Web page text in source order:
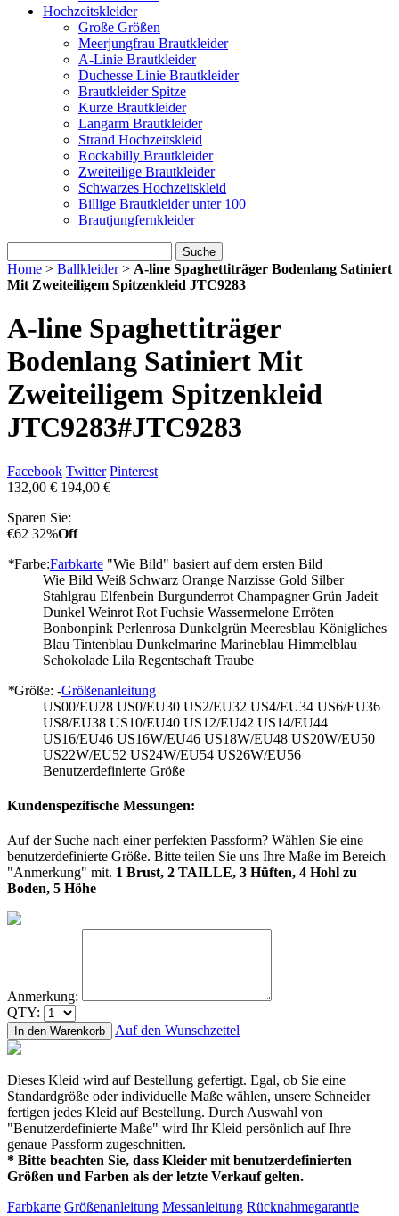
Hochzeitskleider
Große Größen
Meerjungfrau Brautkleider
A-Linie Brautkleider
Duchesse Linie Brautkleider
Brautkleider Spitze
Kurze Brautkleider
Langarm Brautkleider
Strand Hochzeitskleid
Rockabilly Brautkleider
Zweiteilige Brautkleider
Schwarzes Hochzeitskleid
Billige Brautkleider unter 100
Brautjungfernkleider
Suche
Home > Ballkleider> A-line Spaghettiträger Bodenlang Satiniert
Mit Zweiteiligem Spitzenkleid JTC9283
A-line Spaghettiträger
Bodenlang Satiniert Mit
Zweiteiligem Spitzenkleid
JTC9283#JTC9283
Facebook Twitter Pinterest
132,00 € 194,00 €
Sparen Sie:
€62 32%Off
*Farbe:Farbkarte "Wie Bild" basiert auf dem ersten Bild
Wie Bild Weiß Schwarz Orange Narzisse Gold Silber
Stahlgrau Elfenbein Burgunderrot Champagner Grün Jadeit
Dunkel Weinrot Rot Fuchsie Wassermelone Erröten
Bonbonpink Perlenrosa Dunkelgrün Meeresblau Königliches
Blau Tintenblau Dunkelmarine Marineblau Himmelblau
Schokolade Lila Regentschaft Traube
*Größe: -Größenanleitung
US00/EU28 US0/EU30 US2/EU32 US4/EU34 US6/EU36
US8/EU38 US10/EU40 US12/EU42 US14/EU44
US16/EU46 US16W/EU46 US18W/EU48 US20W/EU50
US22W/EU52 US24W/EU54 US26W/EU56
Benutzerdefinierte Größe
Kundenspezifische Messungen:
Auf der Suche nach einer perfekten Passform? Wählen Sie eine
benutzerdefinierte Größe. Bitte teilen Sie uns Ihre Maße im Bereich
"Anmerkung" mit. 1 Brust, 2 TAILLE, 3 Hüften, 4 Hohl zu
Boden, 5 Höhe
Anmerkung:
QTY:
In den Warenkorb Auf den Wunschzettel
Dieses Kleid wird auf Bestellung gefertigt. Egal, ob Sie eine
Standardgröße oder individuelle Maße wählen, unsere Schneider
fertigen jedes Kleid auf Bestellung. Durch Auswahl von
"Benutzerdefinierte Maße" wird Ihr Kleid persönlich auf Ihre
genaue Passform zugeschnitten.
* Bitte beachten Sie, dass Kleider mit benutzerdefinierten
Größen und Farben als der letzte Verkauf gelten.
Farbkarte Größenanleitung Messanleitung Rücknahmegarantie